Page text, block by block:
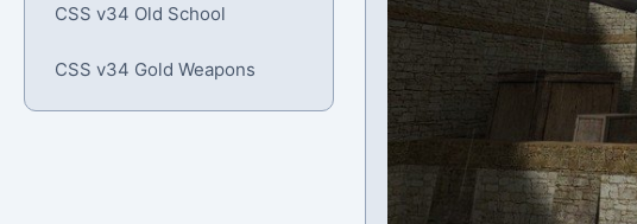
CSS v34 Old School
CSS v34 Gold Weapons